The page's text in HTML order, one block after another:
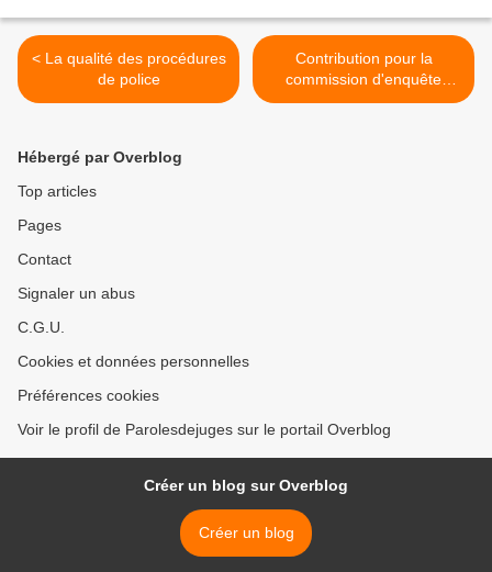
< La qualité des procédures
de police
Contribution pour la
commission d'enquête
parlementaire sur l'affaire
Hébergé par Overblog
Top articles
Pages
Contact
Signaler un abus
C.G.U.
Cookies et données personnelles
Préférences cookies
Voir le profil de Parolesdejuges sur le portail Overblog
Créer un blog sur Overblog
Créer un blog